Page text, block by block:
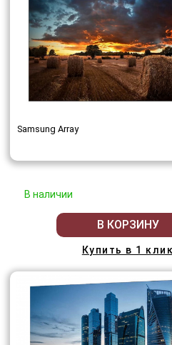
Samsung Array
В наличии
В КОРЗИНУ
Купить в 1 клик